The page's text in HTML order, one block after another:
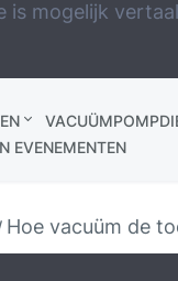
is mogelijk
EVENEMENTEN
Hoe vacuüm de